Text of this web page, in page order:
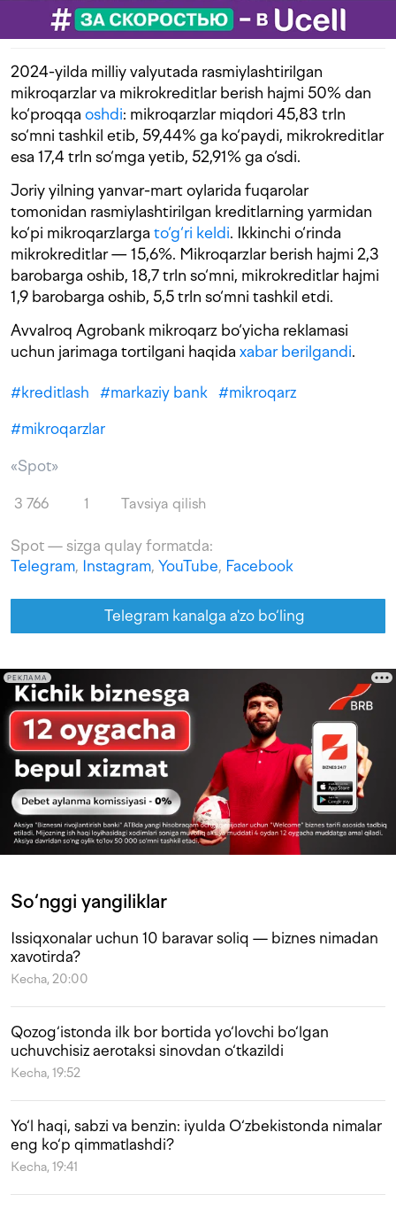
2024-yilda milliy valyutada rasmiylashtirilgan
mikroqarzlar va mikrokreditlar berish hajmi 50% dan
ko‘proqqa oshdi: mikroqarzlar miqdori 45,83 trln
so‘mni tashkil etib, 59,44% ga ko‘paydi, mikrokreditlar
esa 17,4 trln so‘mga yetib, 52,91% ga o‘sdi.
Joriy yilning yanvar-mart oylarida fuqarolar
tomonidan rasmiylashtirilgan kreditlarning yarmidan
ko‘pi mikroqarzlarga to‘g‘ri keldi. Ikkinchi o‘rinda
mikrokreditlar — 15,6%. Mikroqarzlar berish hajmi 2,3
barobarga oshib, 18,7 trln so‘mni, mikrokreditlar hajmi
1,9 barobarga oshib, 5,5 trln so‘mni tashkil etdi.
Avvalroq Agrobank mikroqarz bo‘yicha reklamasi
uchun jarimaga tortilgani haqida xabar berilgandi.
#kreditlash #markaziy bank #mikroqarz
#mikroqarzlar
«Spot»
3 766 1 Tavsiya qilish
Spot — sizga qulay formatda:
Telegram, Instagram, YouTube, Facebook
Telegram kanalga a'zo bo‘ling
РЕКЛАМА
So‘nggi yangiliklar
Issiqxonalar uchun 10 baravar soliq — biznes nimadan
xavotirda?
Kecha, 20:00
Qozog‘istonda ilk bor bortida yo‘lovchi bo‘lgan
uchuvchisiz aerotaksi sinovdan o‘tkazildi
Kecha, 19:52
Yo‘l haqi, sabzi va benzin: iyulda O‘zbekistonda nimalar
eng ko‘p qimmatlashdi?
Kecha, 19:41